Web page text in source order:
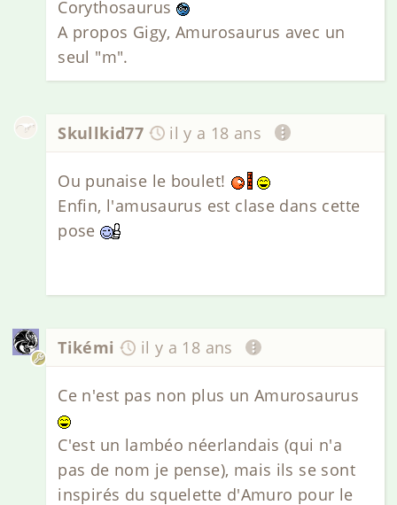
Corythosaurus
A propos Gigy, Amurosaurus avec un
seul "m".
Skullkid77 il y a 18 ans
Ou punaise le boulet!
Enfin, l'amusaurus est clase dans cette
pose
Tikémi il y a 18 ans
Ce n'est pas non plus un Amurosaurus
C'est un lambéo néerlandais (qui n'a
pas de nom je pense), mais ils se sont
inspirés du squelette d'Amuro pour le